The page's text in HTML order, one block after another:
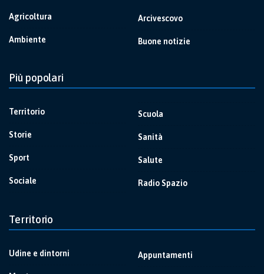
Agricoltura
Ambiente
Arcivescovo
Buone notizie
Più popolari
Territorio
Storie
Sport
Sociale
Scuola
Sanità
Salute
Radio Spazio
Territorio
Udine e dintorni Appuntamenti